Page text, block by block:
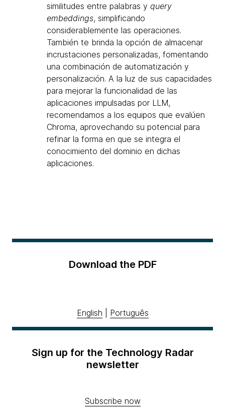
similitudes entre palabras y query
embeddings, simplificando
considerablemente las operaciones.
También te brinda la opción de almacenar
incrustaciones personalizadas, fomentando
una combinación de automatización y
personalización. A la luz de sus capacidades
para mejorar la funcionalidad de las
aplicaciones impulsadas por LLM,
recomendamos a los equipos que evalúen
Chroma, aprovechando su potencial para
refinar la forma en que se integra el
conocimiento del dominio en dichas
aplicaciones.
Download the PDF
English Português
Sign up for the Technology Radar
newsletter
Subscribe now